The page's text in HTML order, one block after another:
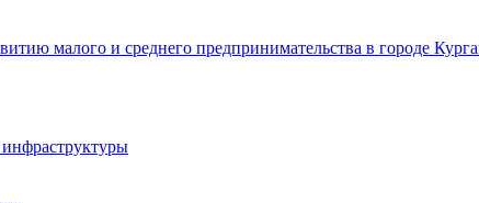
малого и среднего предпринимательства в городе